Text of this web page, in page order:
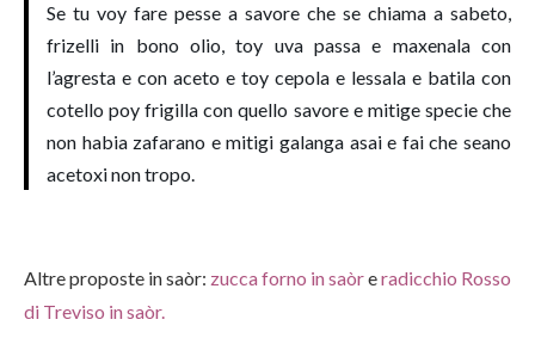
Se tu voy fare pesse a savore che se chiama a sabeto,
frizelli in bono olio, toy uva passa e maxenala con
l’agresta e con aceto e toy cepola e lessala e batila con
cotello poy frigilla con quello savore e mitige specie che
non habia zafarano e mitigi galanga asai e fai che seano
acetoxi non tropo.
Altre proposte in saòr: zucca forno in saòreradicchio Rosso
di Treviso in saòr.